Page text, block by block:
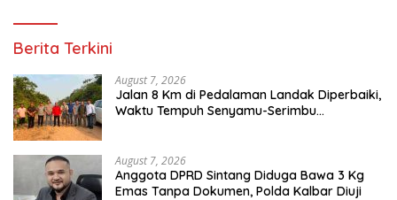
Berita Terkini
August 7, 2026
Jalan 8 Km di Pedalaman Landak Diperbaiki,
Waktu Tempuh Senyamu-Serimbu
August 7, 2026
Anggota DPRD Sintang Diduga Bawa 3 Kg
Emas Tanpa Dokumen, Polda Kalbar Diuji